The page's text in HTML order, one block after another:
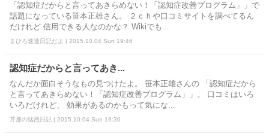
「認知症だからと言ってあきらめない！「認知症改善プログラム」」で
話題になっている笹本正雄さん。 ２ｃｈや口コミサイトを調べてるん
だけれど 信用できる人なのかな？ Wikiでも...
まひろ速達日記だよ | 2015.10.04 Sun 19:46
認知症だからと言ってあき...
なんだか面白そうなもの見つけたよ。 笹本正雄さんの 「認知症だから
と言ってあきらめない！「認知症改善プログラム」」。 口コミはいろ
いろだけれど、 効果があるのかもって気にな...
芹那の猛烈日記 | 2015.10.04 Sun 19:30